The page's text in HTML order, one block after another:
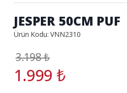
JESPER 50CM PUF
Ürün Kodu: VNN2310
3.198₺
1.999₺